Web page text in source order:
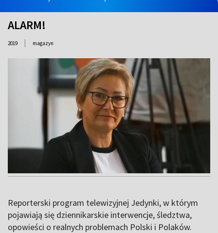
ALARM!
2019 | magazyn
Reporterski program telewizyjnej Jedynki, w którym
pojawiają się dziennikarskie interwencje, śledztwa,
opowieści o realnych problemach Polski i Polaków.